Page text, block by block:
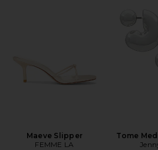
Maeve Slipper
FEMME LA
Tome